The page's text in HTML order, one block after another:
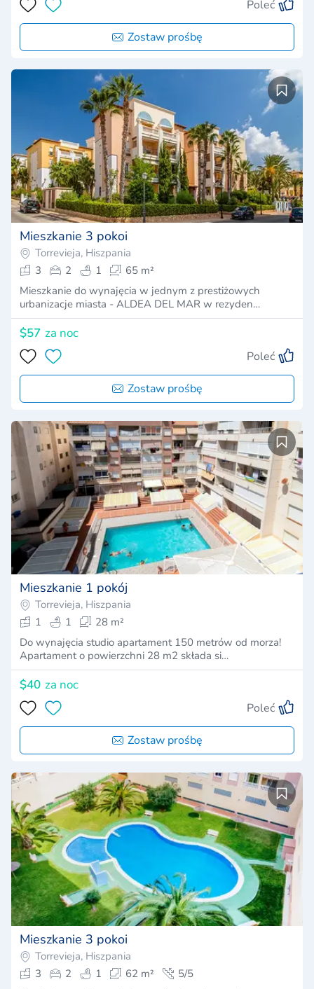
Poleć
Zostaw prośbę
Mieszkanie 3 pokoi
Torrevieja, Hiszpania
3
2 1
65 m²
Mieszkanie do wynajęcia w jednym z prestiżowych
urbanizacje miasta - ALDEA DEL MAR w rezyden…
$57 za noc
Poleć
Zostaw prośbę
Mieszkanie 1 pokój
Torrevieja, Hiszpania
1
1
28 m²
Do wynajęcia studio apartament 150 metrów od morza!
Apartament o powierzchni 28 m2 składa si…
$40 za noc
Poleć
Zostaw prośbę
Mieszkanie 3 pokoi
Torrevieja, Hiszpania
3
2 1 62 m²
5/5